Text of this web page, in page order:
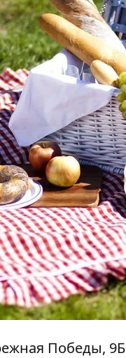
Победы, 9Б